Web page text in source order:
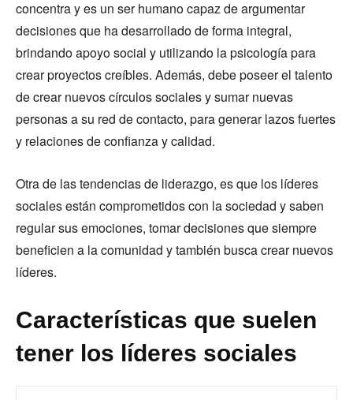
concentra y es un ser humano capaz de argumentar
decisiones que ha desarrollado de forma integral,
brindando apoyo social y utilizando la psicología para
crear proyectos creíbles. Además, debe poseer el talento
de crear nuevos círculos sociales y sumar nuevas
personas a su red de contacto, para generar lazos fuertes
y relaciones de confianza y calidad.
Otra de las tendencias de liderazgo, es que los líderes
sociales están comprometidos con la sociedad y saben
regular sus emociones, tomar decisiones que siempre
beneficien a la comunidad y también busca crear nuevos
líderes.
Características que suelen
tener los líderes sociales